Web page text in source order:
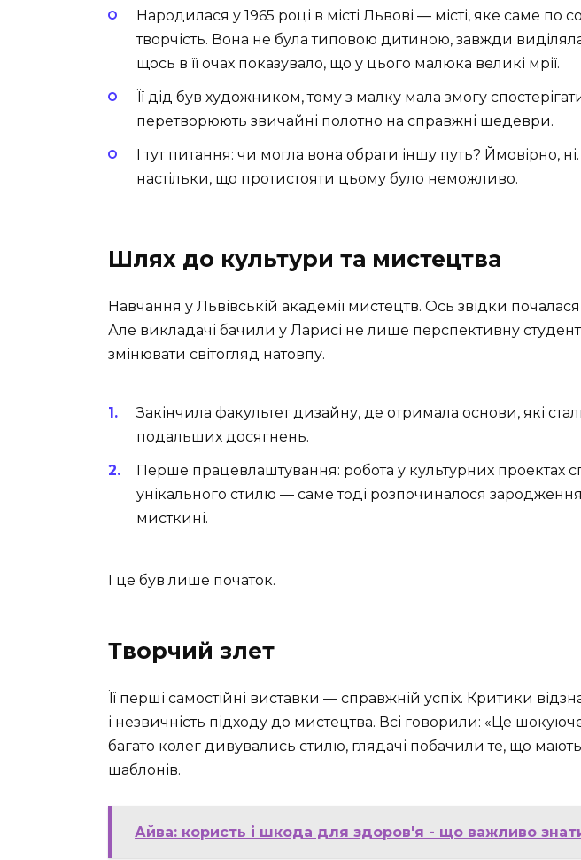
Народилася у 1965 році в місті Львові — місті, яке саме по
творчість. Вона не була типовою дитиною, завжди
щось в її очах показувало, що у цього малюка великі мрії.
Її дід був художником, тому з малку мала змогу
перетворюють звичайні полотно на справжні шедеври.
І тут питання: чи могла вона обрати іншу путь? Ймовірно,
настільки, що протистояти цьому було неможливо.
Шлях до культури та мистецтва
Навчання у Львівській академії мистецтв. Ось звідки почалася
Але викладачі бачили у Ларисі не лише перспективну
змінювати світогляд натовпу.
Закінчила факультет дизайну, де отримала основи, які
подальших досягнень.
Перше працевлаштування: робота у культурних проектах
унікального стилю — саме тоді розпочиналося
мисткині.
І це був лише початок.
Творчий злет
Її перші самостійні виставки — справжній успіх. Критики
і незвичність підходу до мистецтва. Всі говорили: «Це
багато колег дивувались стилю, глядачі побачили те, що мають
шаблонів.
Айва: користь і шкода для здоров'я - що важливо